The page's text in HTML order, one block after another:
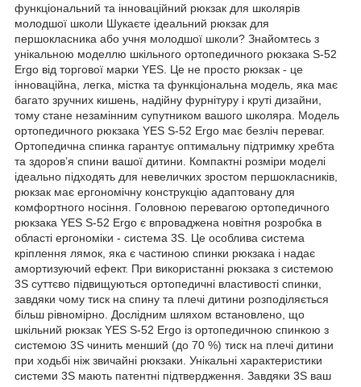
функціональний та інноваційний рюкзак для школярів
молодшої школи Шукаєте ідеальний рюкзак для
першокласника або учня молодшої школи? Знайомтесь з
унікальною моделлю шкільного ортопедичного рюкзака S-52
Ergo від торгової марки YES. Це не просто рюкзак - це
інноваційна, легка, містка та функціональна модель, яка має
багато зручних кишень, надійну фурнітуру і круті дизайни,
тому стане незамінним супутником вашого школяра. Модель
ортопедичного рюкзака YES S-52 Ergo має безліч переваг.
Ортопедична спинка гарантує оптимальну підтримку хребта
та здоров’я спини вашої дитини. Компактні розміри моделі
ідеально підходять для невеличких зростом першокласників,
рюкзак має ергономічну конструкцію адаптовану для
комфортного носіння. Головною перевагою ортопедичного
рюкзака YES S-52 Ergo є впроваджена новітня розробка в
області ергономіки - система 3S. Це особлива система
кріплення лямок, яка є частиною спинки рюкзака і надає
амортизуючий ефект. При використанні рюкзака з системою
3S суттєво підвищуються ортопедичні властивості спинки,
завдяки чому тиск на спину та плечі дитини розподіляється
більш рівномірно. Дослідним шляхом встановлено, що
шкільний рюкзак YES S-52 Ergo із ортопедичною спинкою з
системою 3S чинить менший (до 70 %) тиск на плечі дитини
при ходьбі ніж звичайні рюкзаки. Унікальні характеристики
системи 3S мають патентні підтвердження. Завдяки 3S ваш